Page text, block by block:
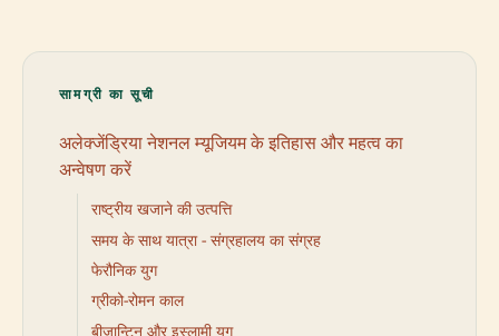
सामग्री का सूची
अलेक्जेंड्रिया नेशनल म्यूजियम के इतिहास और महत्व का
अन्वेषण करें
राष्ट्रीय खजाने की उत्पत्ति
समय के साथ यात्रा - संग्रहालय का संग्रह
फेरौनिक युग
ग्रीको-रोमन काल
बीजान्टिन और इस्लामी युग